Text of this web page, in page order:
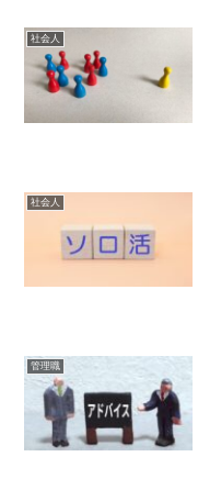
社会人
社会人
管理職